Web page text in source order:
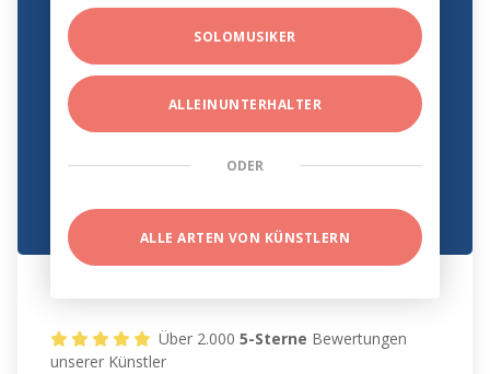
SOLOMUSIKER
ALLEINUNTERHALTER
ODER
ALLE ARTEN VON KÜNSTLERN
Über 2.0005-Sterne Bewertungen
unserer Künstler